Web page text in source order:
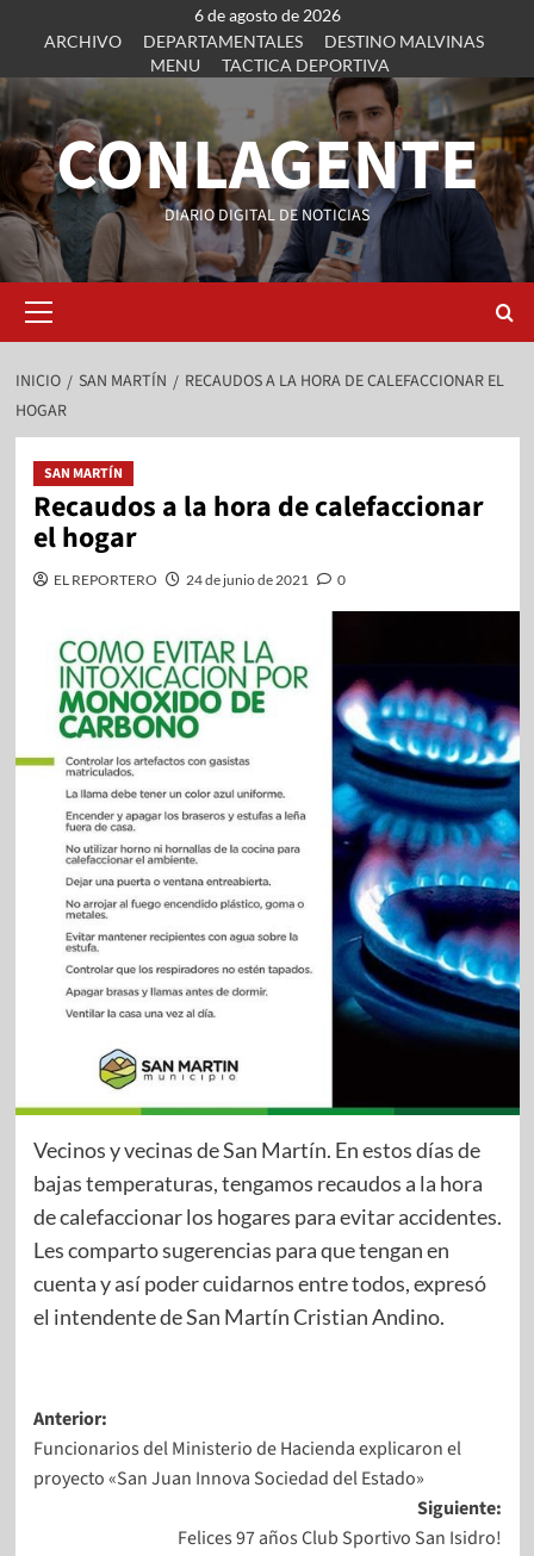
6 de agosto de 2026
ARCHIVO
DEPARTAMENTALES
DESTINO MALVINAS
MENU
TACTICA DEPORTIVA
CONLAGENTE
DIARIO DIGITAL DE NOTICIAS
INICIO SAN MARTÍN
RECAUDOS A LA HORA DE CALEFACCIONAR EL
HOGAR
SAN MARTÍN
Recaudos a la hora de calefaccionar
el hogar
EL REPORTERO 24 de junio de 2021 0
Vecinos y vecinas de San Martín. En estos días de
bajas temperaturas, tengamos recaudos a la hora
de calefaccionar los hogares para evitar accidentes.
Les comparto sugerencias para que tengan en
cuenta y así poder cuidarnos entre todos, expresó
el intendente de San Martín Cristian Andino.
Anterior:
Funcionarios del Ministerio de Hacienda explicaron el
proyecto «San Juan Innova Sociedad del Estado»
Siguiente:
Felices 97 años Club Sportivo San Isidro!